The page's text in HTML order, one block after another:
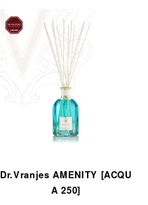
Dr.Vranjes AMENITY [ACQU
A 250]